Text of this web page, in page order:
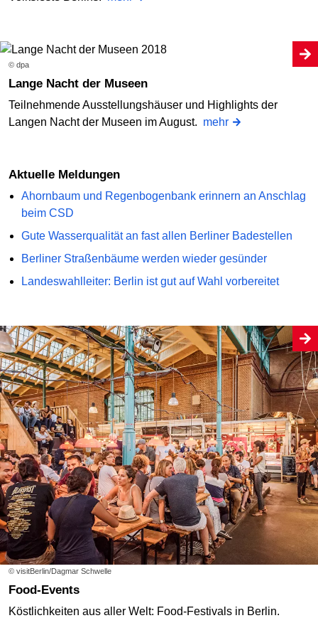
© dpa
Lange Nacht der Museen
Teilnehmende Ausstellungshäuser und Highlights der
Langen Nacht der Museen im August. mehr
Aktuelle Meldungen
Ahornbaum und Regenbogenbank erinnern an Anschlag
beim CSD
Gute Wasserqualität an fast allen Berliner Badestellen
Berliner Straßenbäume werden wieder gesünder
Landeswahlleiter: Berlin ist gut auf Wahl vorbereitet
© visitBerlin/Dagmar Schwelle
Food-Events
Köstlichkeiten aus aller Welt: Food-Festivals in Berlin.